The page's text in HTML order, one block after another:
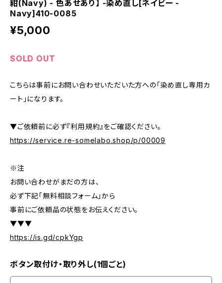
紺(Navy) - 色あせあり】 -染め直し[ネイビー -
Navy]410-0085
¥5,000
SOLD OUT
こちらは事前にお問い合わせいただいた方への「染め直し専用カ
ート」になります。
▼ご依頼前に必ず『利用規約』をご確認ください。
https://service.re-somelabo.shop/p/00009
※注
お問い合わせがまだの方は、
必ず下記「無料相談フォーム」から
事前にご依頼品の状態をお伝えください。
▼▼▼
https://is.gd/cpkYgp
ボタン取付け・取り外し(1個ごと)